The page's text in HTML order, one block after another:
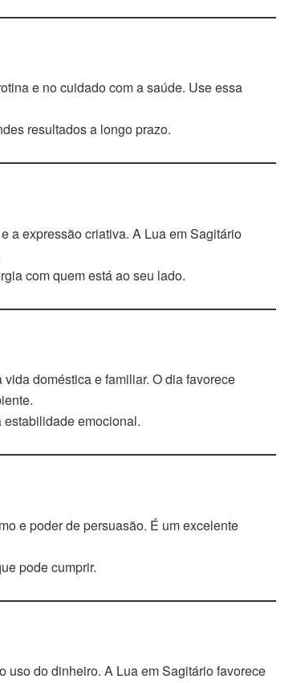
e no cuidado com a saúde. Use essa
resultados a longo prazo.
a expressão criativa. A Lua em Sagitário
com quem está ao seu lado.
doméstica e familiar. O dia favorece
emocional.
e poder de persuasão. É um excelente
pode cumprir.
uso do dinheiro. A Lua em Sagitário favorece